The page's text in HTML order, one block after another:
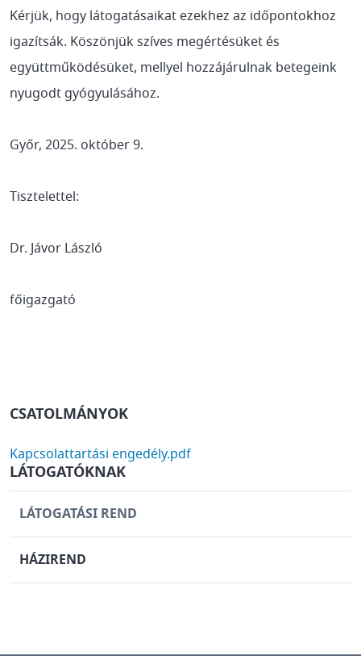
Kérjük, hogy látogatásaikat ezekhez az időpontokhoz
igazítsák. Köszönjük szíves megértésüket és
együttműködésüket, mellyel hozzájárulnak betegeink
nyugodt gyógyulásához.
Győr, 2025. október 9.
Tisztelettel:
Dr. Jávor László
főigazgató
CSATOLMÁNYOK
DOCUMENT
Kapcsolattartási engedély.pdf
LÁTOGATÓKNAK
LÁTOGATÁSI REND
HÁZIREND